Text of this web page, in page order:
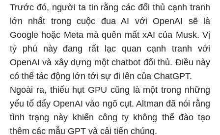
Trước đó, người ta tin rằng các đối thủ cạnh tranh
lớn nhất trong cuộc đua AI với OpenAI sẽ là
Google hoặc Meta mà quên mất xAI của Musk. Vị
tỷ phú này đang rất lạc quan cạnh tranh với
OpenAI và xây dựng một chatbot đối thủ. Điều này
có thể tác động lớn tới sự đi lên của ChatGPT.
Ngoài ra, thiếu hụt GPU cũng là một trong những
yếu tố đẩy OpenAI vào ngõ cụt. Altman đã nói rằng
tình trạng này khiến công ty không thể đào tạo
thêm các mẫu GPT và cải tiến chúng.